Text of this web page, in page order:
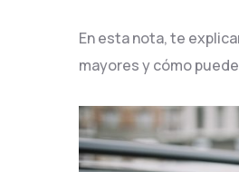
En esta nota, te
mayores y cómo